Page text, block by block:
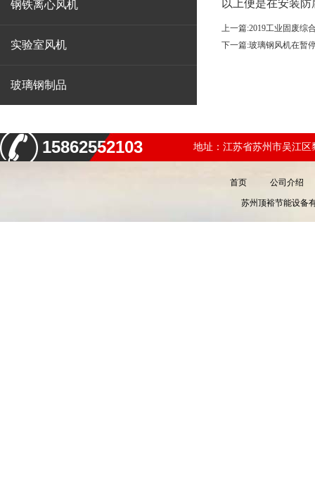
钢铁离心风机
实验室风机
玻璃钢制品
以上便是在安装
上一篇:2019工业固废综
下一篇:玻璃钢风机在暂
15862552103 地址：江苏省苏州市吴江区
首页 公司介绍
苏州顶裕节能设备